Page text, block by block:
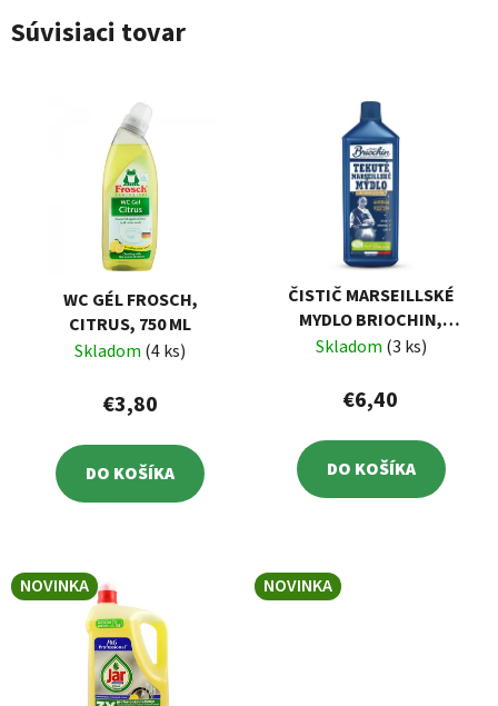
Súvisiaci tovar
WC GÉL FROSCH,
CITRUS, 750 ML
Skladom (4 ks)
€3,80
DO KOŠÍKA
ČISTIČ MARSEILLSKÉ
MYDLO BRIOCHIN,
TEKUTÉ, 1000ML
Skladom (3 ks)
€6,40
DO KOŠÍKA
NOVINKA NOVINKA